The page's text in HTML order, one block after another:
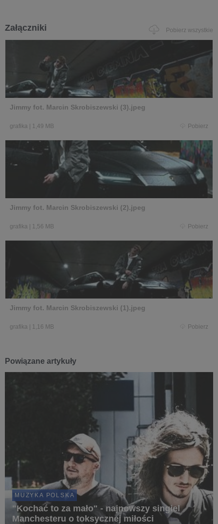
Załączniki Pobierz wszystkie
Jimmy fot. Marcin Skrobiszewski (3).jpeg
grafika 1,49 MB Pobierz
Jimmy fot. Marcin Skrobiszewski (2).jpeg
grafika 1,56 MB Pobierz
Jimmy fot. Marcin Skrobiszewski (1).jpeg
grafika 1,16 MB Pobierz
Powiązane artykuły
MUZYKA POLSKA
"Kochać to za mało" - najnowszy singiel
Manchesteru o toksycznej miłości